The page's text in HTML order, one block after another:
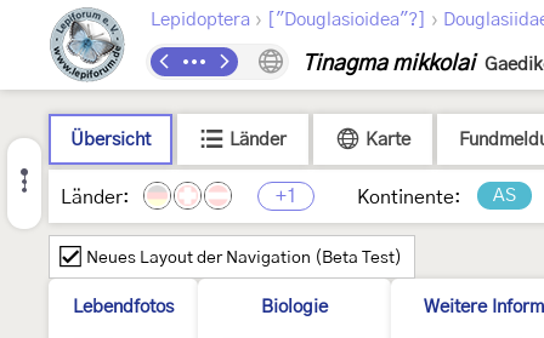
Lepidoptera › ["Douglasioidea"?] ›
Tinagma mikkolai
Übersicht Länder Karte
Länder: +1 Kontinente: AS
Neues Layout der Navigation (Beta Test)
Lebendfotos Biologie Weitere